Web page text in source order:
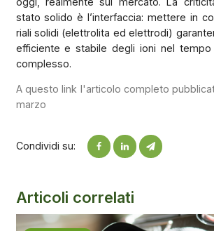
stato solido è l’interfaccia: mettere in
riali solidi (elettrolita ed elettrodi)
efficiente e stabile degli ioni nel
complesso.
A questo link l'articolo completo
marzo
Condividi su:
Articoli correlati